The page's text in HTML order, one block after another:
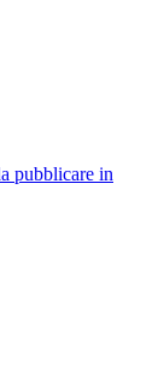
pubblicare in